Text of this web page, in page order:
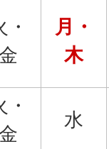
・
月・
木
・
水